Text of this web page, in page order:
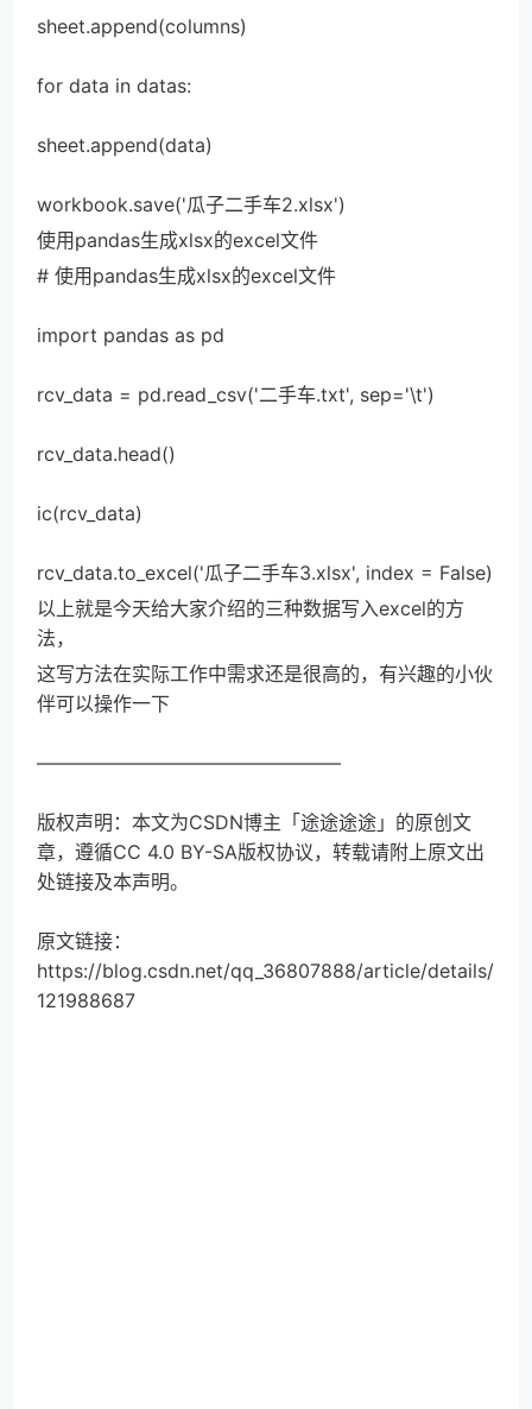
sheet.append(columns)
for data in datas:
sheet.append(data)
workbook.save('瓜子二手车2.xlsx')
使用pandas生成xlsx的excel文件
# 使用pandas生成xlsx的excel文件
import pandas as pd
rcv_data = pd.read_csv('二手车.txt', sep='\t')
rcv_data.head()
ic(rcv_data)
rcv_data.to_excel('瓜子二手车3.xlsx', index = False)
以上就是今天给大家介绍的三种数据写入excel的方
法，
这写方法在实际工作中需求还是很高的，有兴趣的小伙
伴可以操作一下
————————————————
版权声明：本文为CSDN博主「途途途途」的原创文
章，遵循CC 4.0 BY-SA版权协议，转载请附上原文出
处链接及本声明。
原文链接：
https://blog.csdn.net/qq_36807888/article/details/
121988687